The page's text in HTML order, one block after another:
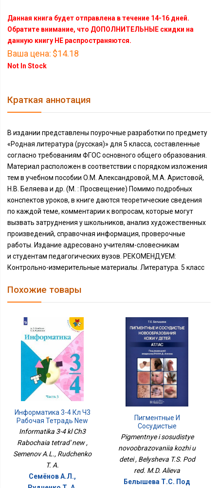
Данная книга будет отправлена в течение 14-16 дней.
Обратите внимание, что ДОПОЛНИТЕЛЬНЫЕ скидки на
данную книгу НЕ распространяются.
Ваша цена: $14.18
Not In Stock
Краткая аннотация
В издании представлены поурочные разработки по предмету
«Родная литература (русская)» для 5 класса, составленные
согласно требованиям ФГОС основного общего образования.
Материал расположен в соответствии с порядком изложения
тем в учебном пособии О.М. Александровой, М.А. Аристовой,
Н.В. Беляева и др. (М. : Просвещение) Помимо подробных
конспектов уроков, в книге даются теоретические сведения
по каждой теме, комментарии к вопросам, которые могут
вызвать затруднения у школьников, анализ художественных
произведений, справочная информация, проверочные
работы. Издание адресовано учителям-словесникам
и студентам педагогических вузов. РЕКОМЕНДУЕМ:
Контрольно-измерительные материалы. Литература. 5 класс
Похожие товары
Информатика 3-4 Кл Ч3
Рабочая Тетрадь New
Informatika 3-4 kl Ch3
Rabochaia tetrad' new ,
Semenov A.L., Rudchenko
T. A.
Семёнов А.Л.,
Пигментные И
Сосудистые
Новообразования Кожи
У Детей
Pigmentnye i sosudistye
novoobrazovaniia kozhi u
detei , Belysheva T.S. Pod
red. M.D. Alieva
Белышева Т.С. Под